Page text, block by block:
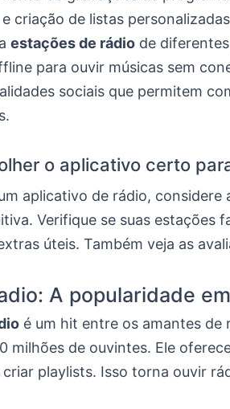
e criação de listas
estações de rádio de
para ouvir músicas sem
sociais que permitem
o aplicativo certo
aplicativo de rádio,
Verifique se suas estações
úteis. Também veja as
A popularidade
é um hit entre os amantes de
milhões de ouvintes. Ele
playlists. Isso torna ouvir